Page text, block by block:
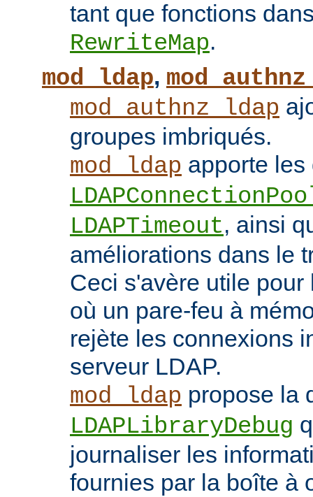
tant que fonctions
RewriteMap.
mod_ldap,
mod_authnz_ldap
groupes imbriqués.
mod_ldap apporte les
LDAPTimeout, ainsi
améliorations dans le
Ceci s'avère utile
où un pare-feu à
rejète les connexions
serveur LDAP.
mod_ldap propose la
LDAPLibraryDebug
journaliser les
fournies par la boîte à